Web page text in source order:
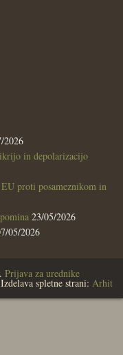
2026
in depolarizacijo
proti posameznikom in
23/05/2026
05/2026
Prijava za urednike
Izdelava spletne strani: Arhit